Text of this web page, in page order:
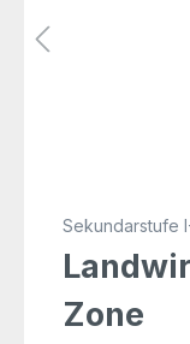
Sekundarstufe
Zone